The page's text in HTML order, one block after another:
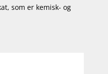
som er kemisk- og